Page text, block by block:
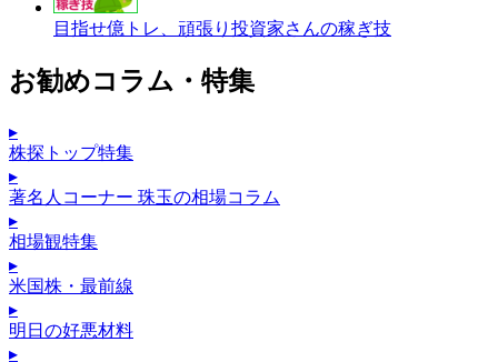
目指せ億トレ、頑張り投資家さんの稼ぎ技
お勧めコラム・特集
▸
株探トップ特集
▸
著名人コーナー 珠玉の相場コラム
▸
相場観特集
▸
米国株・最前線
▸
明日の好悪材料
▸